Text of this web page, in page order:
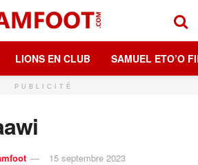
LIONS EN CLUB SAMUEL ETO’O
PUBLICITÉ
15 septembre 2023